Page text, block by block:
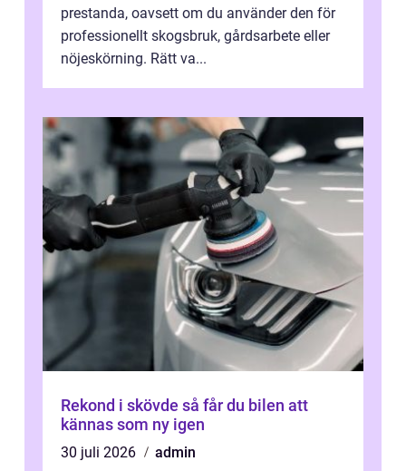
prestanda, oavsett om du använder den för
professionellt skogsbruk, gårdsarbete eller
nöjeskörning. Rätt va...
Rekond i skövde så får du bilen att
kännas som ny igen
30 juli 2026
admin